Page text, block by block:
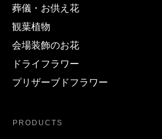
葬儀・お供え花
観葉植物
会場装飾のお花
ドライフラワー
プリザーブドフラワー
PRODUCTS